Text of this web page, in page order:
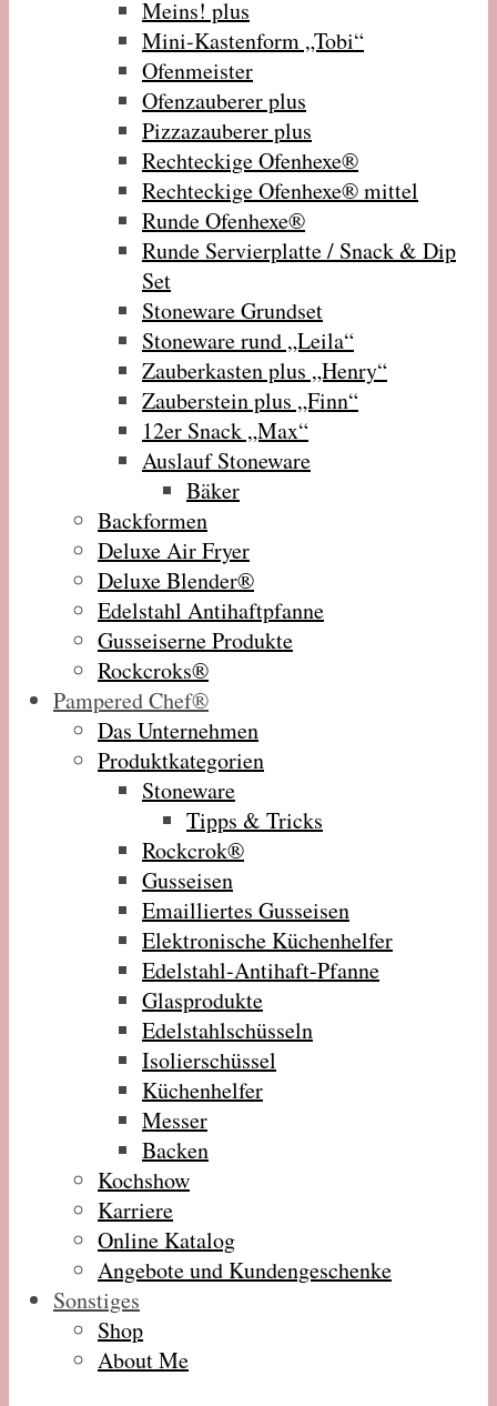
Meins! plus
Mini-Kastenform „Tobi“
Ofenmeister
Ofenzauberer plus
Pizzazauberer plus
Rechteckige Ofenhexe®
Rechteckige Ofenhexe® mittel
Runde Ofenhexe®
Runde Servierplatte / Snack & Dip
Set
Stoneware Grundset
Stoneware rund „Leila“
Zauberkasten plus „Henry“
Zauberstein plus „Finn“
12er Snack „Max“
Auslauf Stoneware
Bäker
Backformen
Deluxe Air Fryer
Deluxe Blender®
Edelstahl Antihaftpfanne
Gusseiserne Produkte
Rockcroks®
Pampered Chef®
Das Unternehmen
Produktkategorien
Stoneware
Tipps & Tricks
Rockcrok®
Gusseisen
Emailliertes Gusseisen
Elektronische Küchenhelfer
Edelstahl-Antihaft-Pfanne
Glasprodukte
Edelstahlschüsseln
Isolierschüssel
Küchenhelfer
Messer
Backen
Kochshow
Karriere
Online Katalog
Angebote und Kundengeschenke
Sonstiges
Shop
About Me